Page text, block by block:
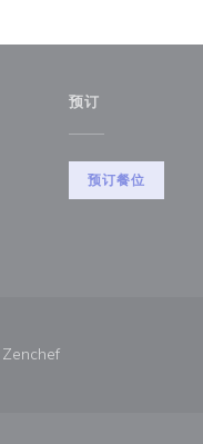
预订
预订餐位
Zenchef((在新窗口中打开))